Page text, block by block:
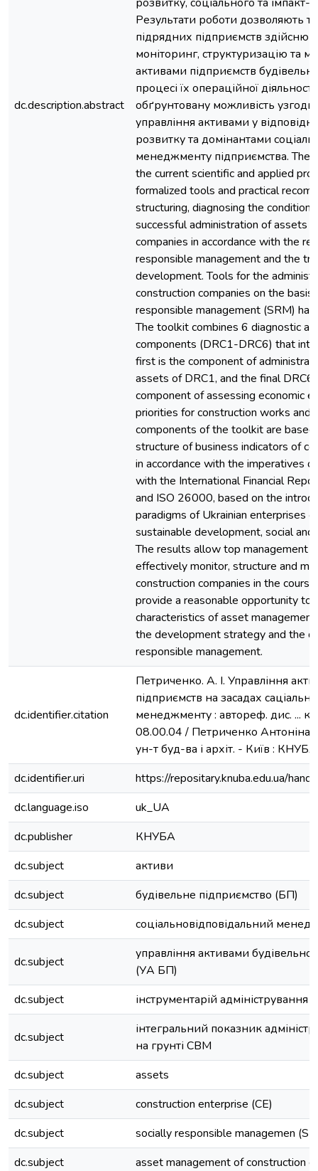
dc.description.abstract
Результати роботи дозволяють
підрядних підприємств
моніторинг, структуризацію та
активами підприємств
процесі їх операційної
обґрунтовану можливість
управління активами у
розвитку та домінантами
менеджменту підприємства. The
the current scientific and applied
formalized tools and practical
structuring, diagnosing the
successful administration of assets
companies in accordance with the
responsible management and the
development. Tools for the
construction companies on the basis
responsible management (SRM)
The toolkit combines 6 diagnostic
components (DRC1-DRC6) that
first is the component of
assets of DRC1, and the final DRC6
component of assessing economic
priorities for construction works and
components of the toolkit are
structure of business indicators of
in accordance with the imperatives
with the International Financial
and ISO 26000, based on the
paradigms of Ukrainian enterprises
sustainable development, social
The results allow top management
effectively monitor, structure and
construction companies in the
provide a reasonable opportunity to
characteristics of asset
the development strategy and the
responsible management.
dc.identifier.citation
Петриченко. А. І. Управління
підприємств на засадах
менеджменту : автореф. дис. ...
08.00.04 / Петриченко Антоніна
ун-т буд-ва і архіт. - Київ :
dc.identifier.uri
https://repositary.knuba.edu.ua/
dc.language.iso
uk_UA
dc.publisher
КНУБА
dc.subject
активи
dc.subject
будівельне підприємство (БП)
dc.subject
соціальновідповідальний
dc.subject
управління активами
(УА БП)
dc.subject
інструментарій
dc.subject
інтегральний показник
на грунті СВМ
dc.subject
assets
dc.subject
construction enterprise (CE)
dc.subject
socially responsible managemen
dc.subject
asset management of construction